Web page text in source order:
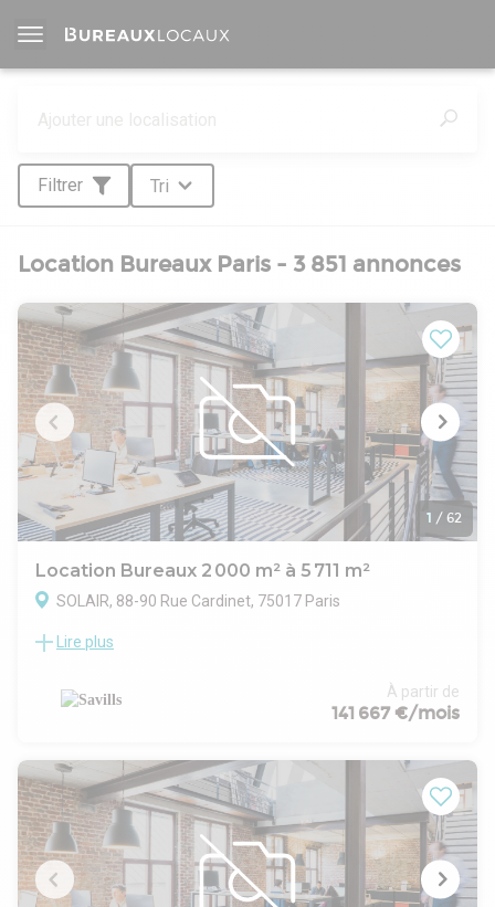
Filtrer Tri
Location Bureaux Paris - 3 851 annonces
1 / 62
Location Bureaux 2 000 m² à 5 711 m²
SOLAIR, 88-90 Rue Cardinet, 75017 Paris
SAVILLS vous propose à la location un immeuble
d'espaces communs, idéal pour accueillir jusqu'à 562
collaborateurs. Conçu par LBBA architecture, cet espace
extérieurs, incluant terrasses et rooftop avec vue
panoramique à 360°, ainsi que 285 m² d'espaces plantés
pour un cadre de travail inspirant.
Les prestations incluent un Business Center, un espace de
coworking, une zone de restauration et un espace
wellness/sport, complétés par un auditorium de 117 places.
Lire plus
À partir de
141 667 €/mois